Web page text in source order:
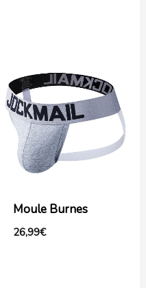
Moule Burnes
26,99€